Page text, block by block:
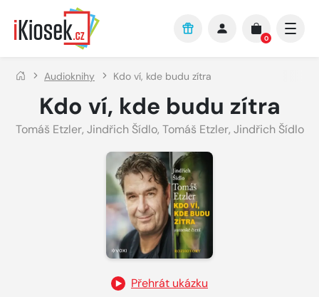
Přejít na hlavní obsah
0
Audioknihy Kdo ví, kde budu zítra
Kdo ví, kde budu zítra
Tomáš Etzler, Jindřich Šídlo, Tomáš Etzler, Jindřich Šídlo
Přehrát ukázku